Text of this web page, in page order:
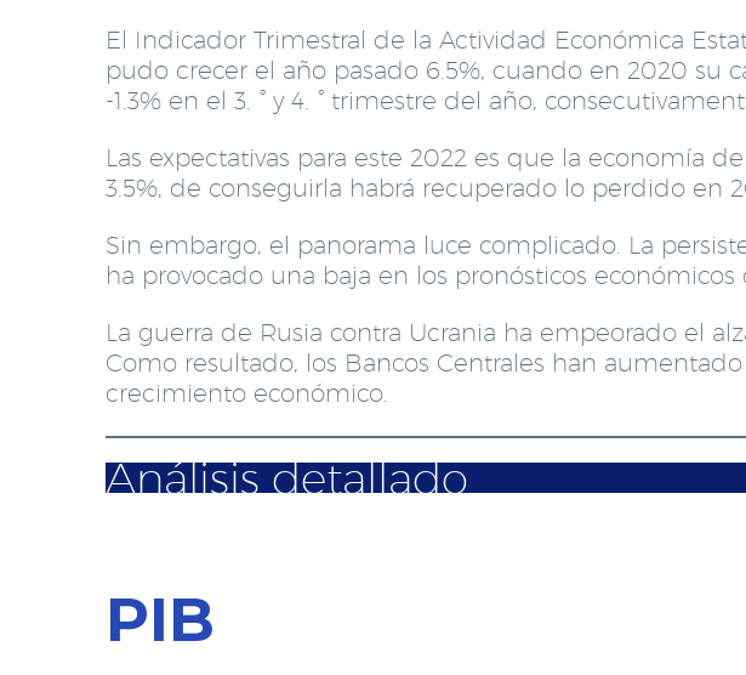
El Indicador Trimestral de la Actividad Económica
pudo crecer el año pasado 6.5%, cuando en 2020 su
-1.3% en el 3. ° y 4. ° trimestre del año,
Las expectativas para este 2022 es que la economía
3.5%, de conseguirla habrá recuperado lo perdido en
Sin embargo, el panorama luce complicado. La
ha provocado una baja en los pronósticos
La guerra de Rusia contra Ucrania ha empeorado el
Como resultado, los Bancos Centrales han
crecimiento económico.
Análisis detallado
PIB